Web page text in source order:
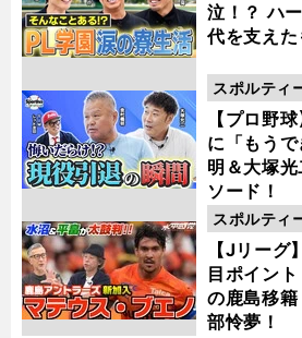
泣！？ ハ
代を支えた
【プロ野
に「もう
明＆大塚
ソード！
スポルティ
動画
【Jリー
目ポイン
の鹿島移
部怜夢！
スポルティ
動画